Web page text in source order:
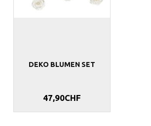
DEKO BLUMEN SET
47,90CHF